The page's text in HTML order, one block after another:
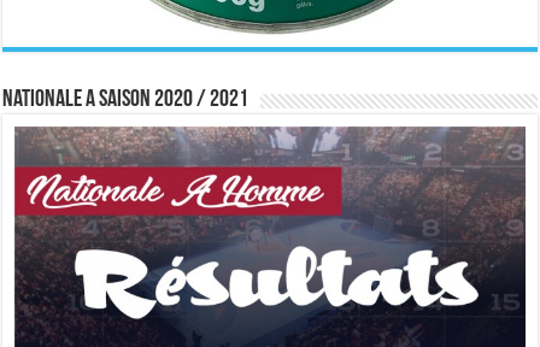
Nationale A saison 2020 / 2021